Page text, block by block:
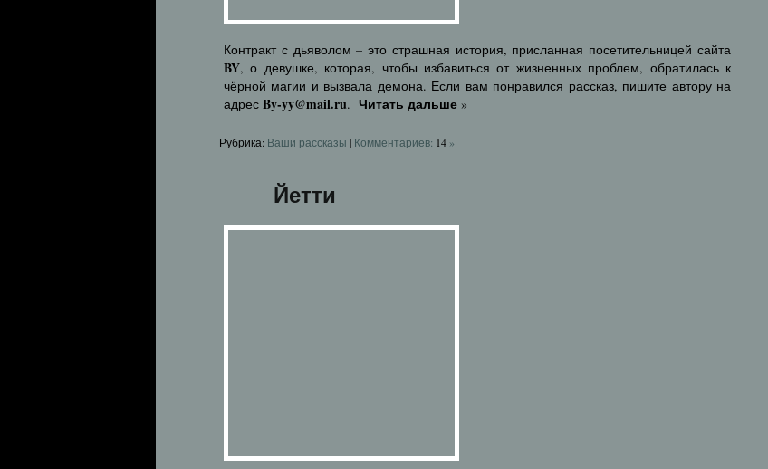
Контракт с дьяволом – это страшная история, присланная посетительницей сайта
BY, о девушке, которая, чтобы избавиться от жизненных проблем, обратилась к
чёрной магии и вызвала демона. Если вам понравился рассказ, пишите автору на
адрес By-yy@mail.ru. Читать дальше »
Рубрика: Ваши рассказы | Комментариев: 14 »
Йетти